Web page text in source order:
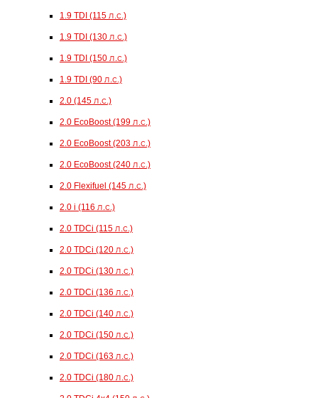
1.9 TDI (115 л.с.)
1.9 TDI (130 л.с.)
1.9 TDI (150 л.с.)
1.9 TDI (90 л.с.)
2.0 (145 л.с.)
2.0 EcoBoost (199 л.с.)
2.0 EcoBoost (203 л.с.)
2.0 EcoBoost (240 л.с.)
2.0 Flexifuel (145 л.с.)
2.0 i (116 л.с.)
2.0 TDCi (115 л.с.)
2.0 TDCi (120 л.с.)
2.0 TDCi (130 л.с.)
2.0 TDCi (136 л.с.)
2.0 TDCi (140 л.с.)
2.0 TDCi (150 л.с.)
2.0 TDCi (163 л.с.)
2.0 TDCi (180 л.с.)